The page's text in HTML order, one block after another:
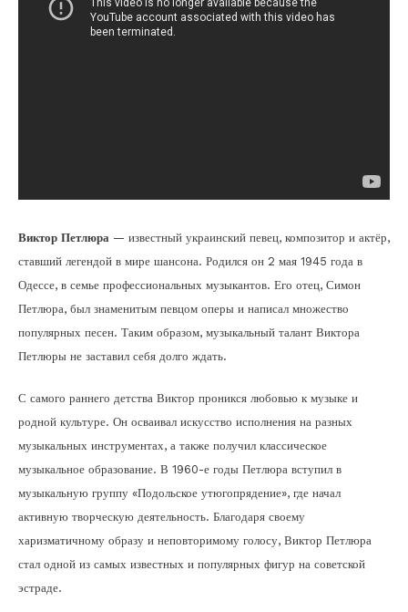
Виктор Петлюра — известный украинский певец, композитор и актёр,
ставший легендой в мире шансона. Родился он 2 мая 1945 года в
Одессе, в семье профессиональных музыкантов. Его отец, Симон
Петлюра, был знаменитым певцом оперы и написал множество
популярных песен. Таким образом, музыкальный талант Виктора
Петлюры не заставил себя долго ждать.
С самого раннего детства Виктор проникся любовью к музыке и
родной культуре. Он осваивал искусство исполнения на разных
музыкальных инструментах, а также получил классическое
музыкальное образование. В 1960-е годы Петлюра вступил в
музыкальную группу «Подольское утюгопрядение», где начал
активную творческую деятельность. Благодаря своему
харизматичному образу и неповторимому голосу, Виктор Петлюра
стал одной из самых известных и популярных фигур на советской
эстраде.